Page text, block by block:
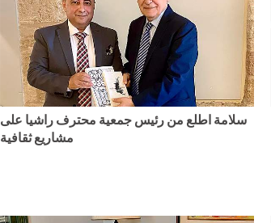
سلامة اطلع من رئيس جمعية محترف راشيا على
مشاريع ثقافية